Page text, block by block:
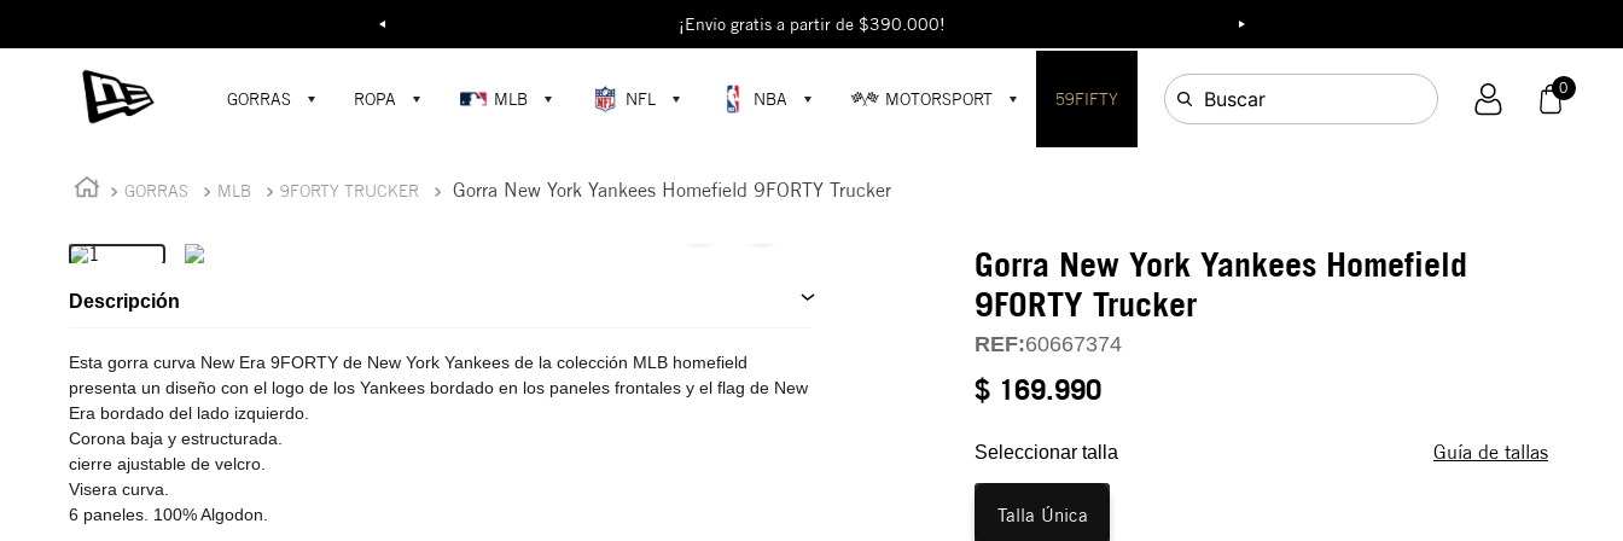
Buscar... ¡Envío gratis a partir de $390.000!
¡Descubre colecciones exclusivas en la tienda oficial de New Era en Colombia!
GORRAS ROPA MLB NFL NBA MOTORSPORT 59FIFTY Buscar 0
GORRAS MLB 9FORTY TRUCKER Gorra New York Yankees Homefield 9FORTY Trucker
Descripción
Esta gorra curva New Era 9FORTY de New York Yankees de la colección MLB homefield
presenta un diseño con el logo de los Yankees bordado en los paneles frontales y el flag de New
Era bordado del lado izquierdo.
Corona baja y estructurada.
cierre ajustable de velcro.
Visera curva.
6 paneles. 100% Algodon.
Gorra New York Yankees Homefield
9FORTY Trucker
REF:60667374
$ 169.990
Seleccionar talla Guía de tallas
Talla Única